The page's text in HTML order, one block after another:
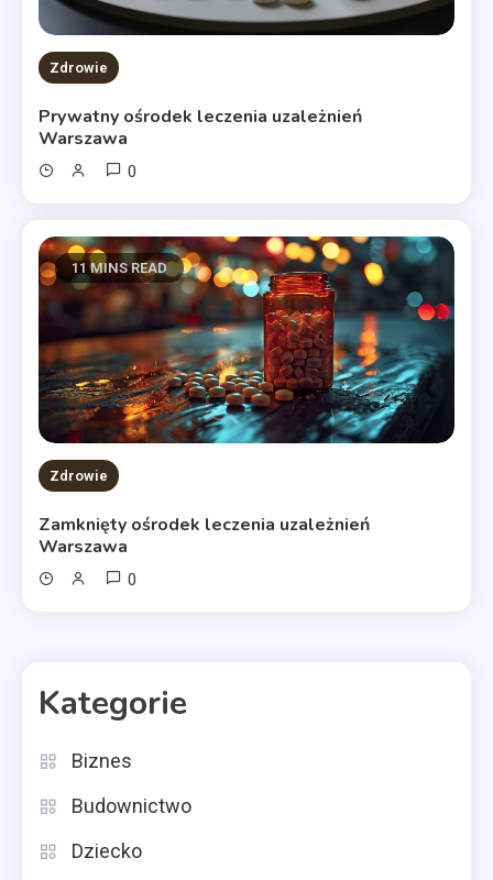
Zdrowie
Prywatny ośrodek leczenia uzależnień
Warszawa
0
11 MINS READ
Zdrowie
Zamknięty ośrodek leczenia uzależnień
Warszawa
0
Kategorie
Biznes
Budownictwo
Dziecko